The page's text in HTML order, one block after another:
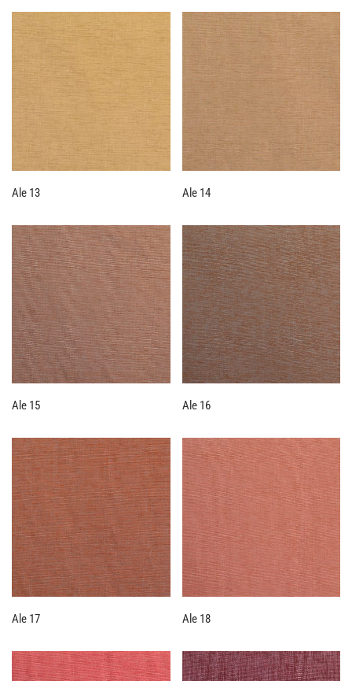
Ale 13 Ale 14
Ale 15 Ale 16
Ale 17 Ale 18